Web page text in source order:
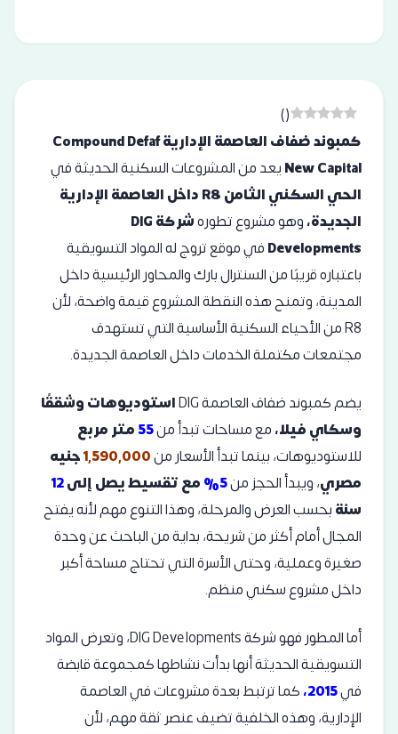
(
)
كمبوند ضفاف العاصمة الإدارية Compound Defaf
New Capitalيعد من المشروعات السكنية الحديثة في
الحي السكني الثامن R8 داخل العاصمة الإدارية
الجديدة،وهو مشروع تطوره
شركة DIG
Developmentsفي موقع تروج له المواد التسويقية
باعتباره قريبًا من السنترال بارك والمحاور الرئيسية داخل
المدينة، وتمنح هذه النقطة المشروع قيمة واضحة، لأن
R8 من الأحياء السكنية الأساسية التي تستهدف
مجتمعات مكتملة الخدمات داخل العاصمة الجديدة.
يضم كمبوند ضفاف العاصمة DIG
استوديوهات وشققًا
وسكاي فيلا،مع مساحات تبدأ من55متر مربع
للاستوديوهات، بينما تبدأ الأسعار من1,590,000جنيه
مصري، ويبدأ الحجز من5% مع تقسيط يصل إلى12
سنةبحسب العرض والمرحلة، وهذا التنوع مهم لأنه يفتح
المجال أمام أكثر من شريحة، بداية من الباحث عن وحدة
صغيرة وعملية، وحتى الأسرة التي تحتاج مساحة أكبر
داخل مشروع سكني منظم.
أما المطور فهو شركة DIG Developments، وتعرض المواد
التسويقية الحديثة أنها بدأت نشاطها كمجموعة قابضة
في2015، كما ترتبط بعدة مشروعات في العاصمة
الإدارية، وهذه الخلفية تضيف عنصر ثقة مهم، لأن